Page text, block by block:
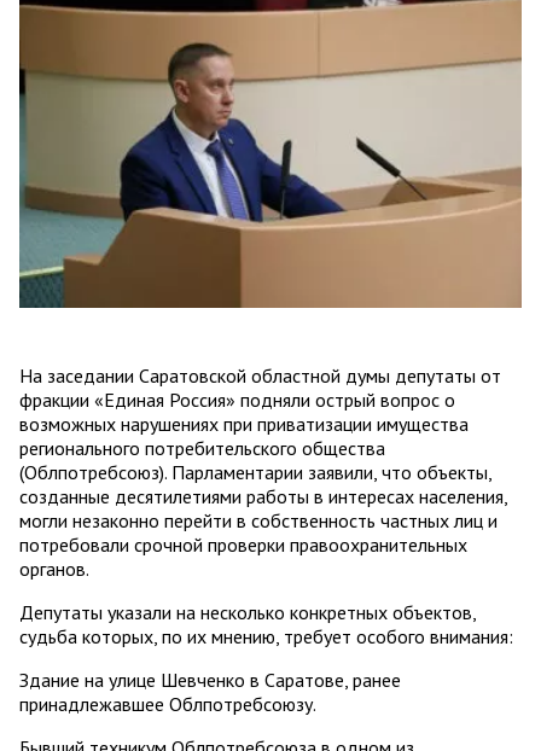
На заседании Саратовской областной думы депутаты от
фракции «Единая Россия» подняли острый вопрос о
возможных нарушениях при приватизации имущества
регионального потребительского общества
(Облпотребсоюз). Парламентарии заявили, что объекты,
созданные десятилетиями работы в интересах населения,
могли незаконно перейти в собственность частных лиц и
потребовали срочной проверки правоохранительных
органов.
Депутаты указали на несколько конкретных объектов,
судьба которых, по их мнению, требует особого внимания:
Здание на улице Шевченко в Саратове, ранее
принадлежавшее Облпотребсоюзу.